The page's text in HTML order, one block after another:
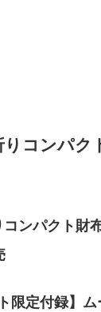
りコンパク
コンパクト財
限定付録】